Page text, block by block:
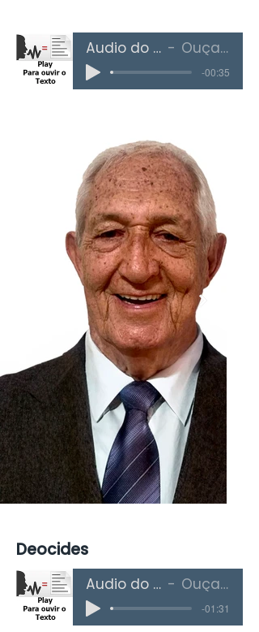
Áudio do Texto Ouça Aqui
-00:35
Deocides
Áudio do Texto Ouça Aqui
-01:31